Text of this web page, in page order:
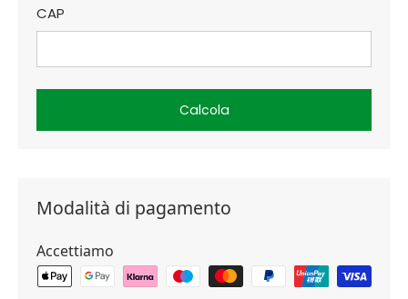
CAP
Calcola
Modalità di pagamento
Accettiamo